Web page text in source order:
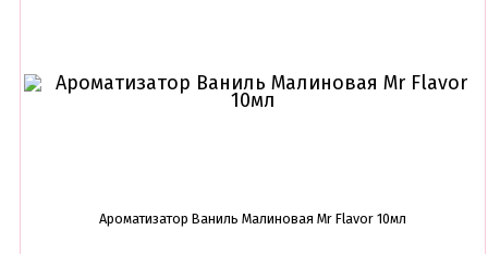
Ароматизатор Ваниль Малиновая Mr Flavor 10мл